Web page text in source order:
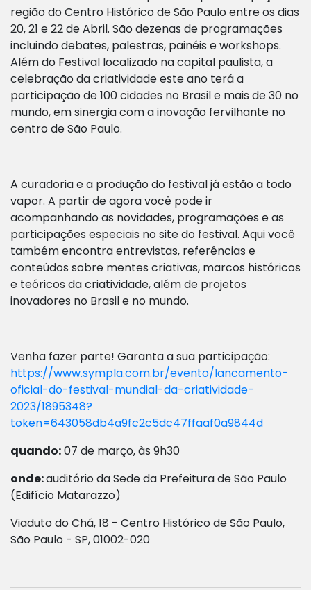
região do Centro Histórico de São Paulo entre os dias
20, 21 e 22 de Abril. Sãodezenas de programações
incluindo debates, palestras, painéis e workshops.
Além do Festival localizado na capital paulista, a
celebração da criatividade este ano terá a
participação de 100 cidades no Brasil e mais de 30 no
mundo, em sinergia com a inovação fervilhante no
centro de São Paulo.
A curadoria e a produção do festival já estão a todo
vapor. A partir de agora você pode ir
acompanhando as novidades, programações e as
participações especiais no site do festival. Aqui você
também encontra entrevistas, referências e
conteúdos sobre mentes criativas, marcos históricos
e teóricos da criatividade, além de projetos
inovadores no Brasil e no mundo.
Venha fazer parte! Garanta a sua participação:
https://www.sympla.com.br/evento/lancamento-
oficial-do-festival-mundial-da-criatividade-
2023/1895348?
token=643058db4a9fc2c5dc47ffaaf0a9844d
quando:07 de março, às 9h30
onde:auditório da Sede da Prefeitura de São Paulo
(Edifício Matarazzo)
Viaduto do Chá, 18 - Centro Histórico de São Paulo,
São Paulo - SP, 01002-020